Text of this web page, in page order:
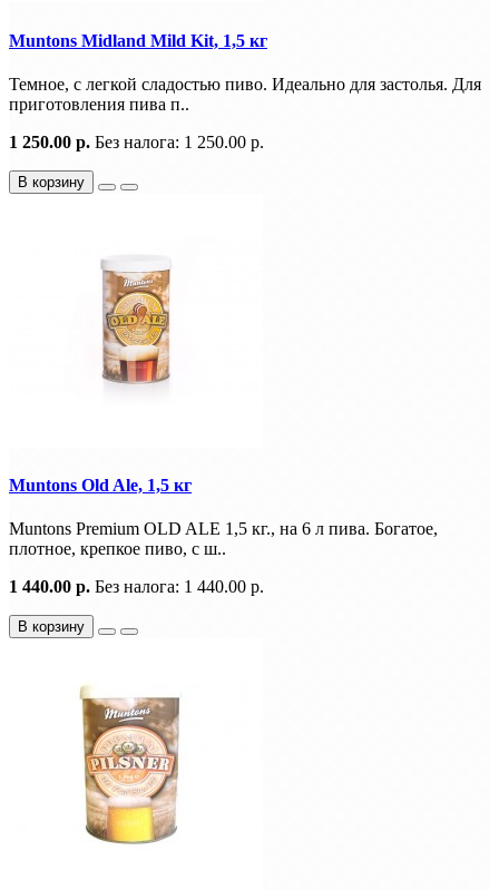
Muntons Midland Mild Kit, 1,5 кг
Темное, с легкой сладостью пиво. Идеально для застолья. Для
приготовления пива п..
1 250.00 р. Без налога: 1 250.00 р.
В корзину
Muntons Old Ale, 1,5 кг
Muntons Premium OLD ALE 1,5 кг., на 6 л пива. Богатое,
плотное, крепкое пиво, с ш..
1 440.00 р. Без налога: 1 440.00 р.
В корзину